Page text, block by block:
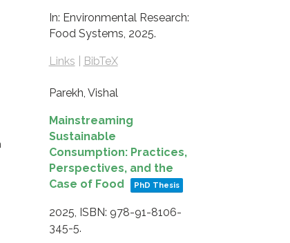
In: Environmental Research:
Food Systems, 2025.
Links BibTeX
Parekh, Vishal
Mainstreaming
Sustainable
Consumption: Practices,
Perspectives, and the
Case of Food
PhD Thesis
2025 ISBN: 978-91-8106-
345-5.